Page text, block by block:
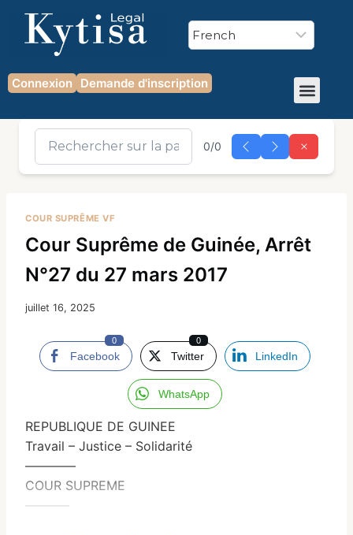
Connexion Demande d'inscription
0/0
COUR SUPRÊME VF
Cour Suprême de Guinée, Arrêt
N°27 du 27 mars 2017
juillet 16, 2025
Facebook
0
Twitter
0
LinkedIn
WhatsApp
REPUBLIQUE DE GUINEE
Travail – Justice – Solidarité
————
COUR SUPREME